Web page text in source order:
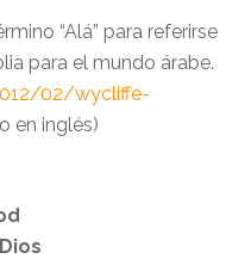
“Alá” para referirse
para el mundo árabe.
02/wycliffe-
en inglés)
Dios